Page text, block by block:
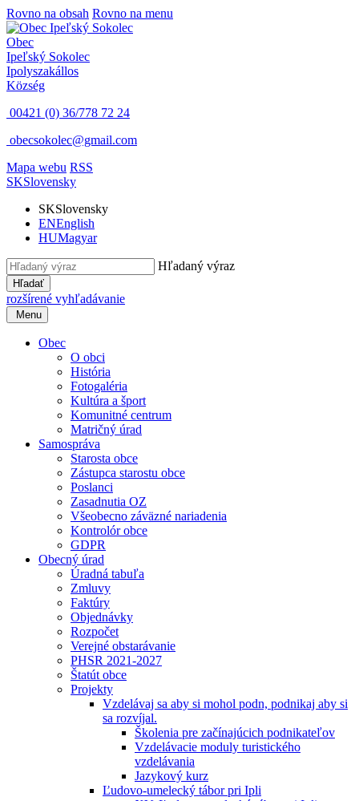
Rovno na obsah Rovno na menu
Obec
Ipeľský Sokolec
Ipolyszakállos
Község
00421 (0) 36/778 72 24
obecsokolec@gmail.com
Mapa webu RSS
SKSlovensky
SKSlovensky
ENEnglish
HUMagyar
Hľadaný výraz
Hľadať
rozšírené vyhľadávanie
Menu
Obec
O obci
História
Fotogaléria
Kultúra a šport
Komunitné centrum
Matričný úrad
Samospráva
Starosta obce
Zástupca starostu obce
Poslanci
Zasadnutia OZ
Všeobecno záväzné nariadenia
Kontrolór obce
GDPR
Obecný úrad
Úradná tabuľa
Zmluvy
Faktúry
Objednávky
Rozpočet
Verejné obstarávanie
PHSR 2021-2027
Štatút obce
Projekty
Vzdelávaj sa aby si mohol podn, podnikaj aby si
sa rozvíjal.
Školenia pre začínajúcich podnikateľov
Vzdelávacie moduly turistického
vzdelávania
Jazykový kurz
Ľudovo-umelecký tábor pri Ipli